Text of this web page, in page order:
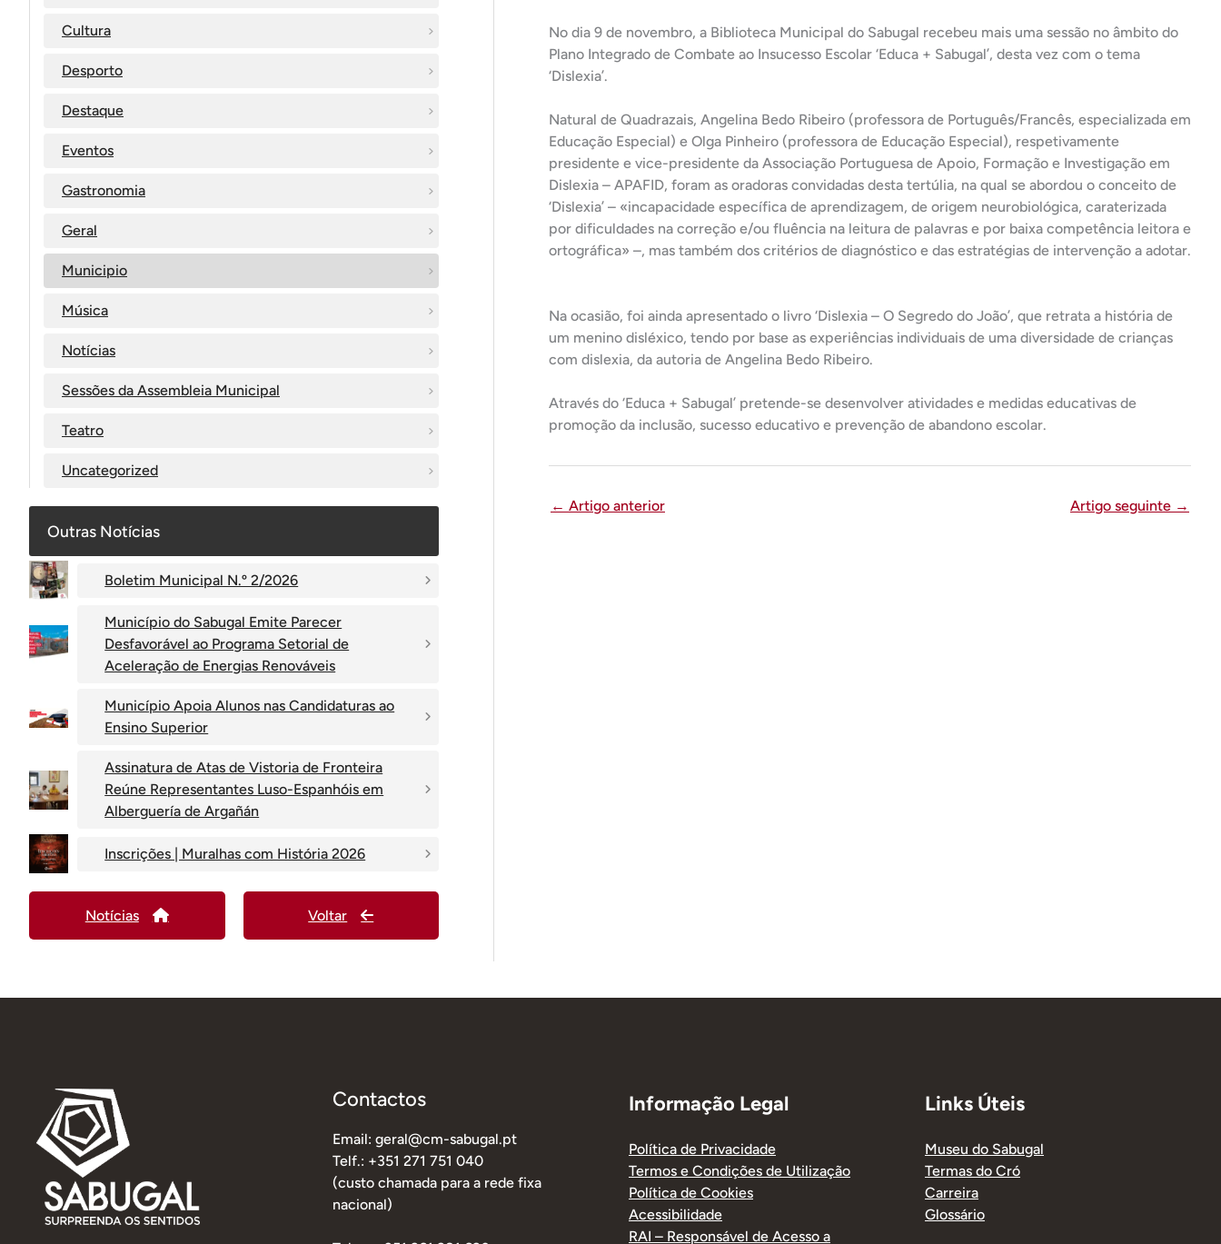
Cultura
Desporto
Destaque
Eventos
Gastronomia
Geral
Municipio
Música
Notícias
Sessões da Assembleia Municipal
Teatro
Uncategorized
Outras Notícias
Boletim Municipal N.º 2/2026
Município do Sabugal Emite Parecer
Desfavorável ao Programa Setorial de
Aceleração de Energias Renováveis
Município Apoia Alunos nas Candidaturas ao
Ensino Superior
Assinatura de Atas de Vistoria de Fronteira
Reúne Representantes Luso-Espanhóis em
Alberguería de Argañán
Inscrições | Muralhas com História 2026
Notícias Voltar
No dia 9 de novembro, a Biblioteca Municipal do Sabugal recebeu mais uma sessão no âmbito do
Plano Integrado de Combate ao Insucesso Escolar ‘Educa + Sabugal’, desta vez com o tema
‘Dislexia’.
Natural de Quadrazais, Angelina Bedo Ribeiro (professora de Português/Francês, especializada em
Educação Especial) e Olga Pinheiro (professora de Educação Especial), respetivamente
presidente e vice-presidente da Associação Portuguesa de Apoio, Formação e Investigação em
Dislexia – APAFID, foram as oradoras convidadas desta tertúlia, na qual se abordou o conceito de
‘Dislexia’ – «incapacidade específica de aprendizagem, de origem neurobiológica, caraterizada
por dificuldades na correção e/ou fluência na leitura de palavras e por baixa competência leitora e
ortográfica» –, mas também dos critérios de diagnóstico e das estratégias de intervenção a adotar.
Na ocasião, foi ainda apresentado o livro ‘Dislexia – O Segredo do João’, que retrata a história de
um menino disléxico, tendo por base as experiências individuais de uma diversidade de crianças
com dislexia, da autoria de Angelina Bedo Ribeiro.
Através do ‘Educa + Sabugal’ pretende-se desenvolver atividades e medidas educativas de
promoção da inclusão, sucesso educativo e prevenção de abandono escolar.
← Artigo anterior Artigo seguinte →
Contactos
Email: geral@cm-sabugal.pt
Telf.: +351 271 751 040
(custo chamada para a rede fixa
nacional)
Informação Legal
Política de Privacidade
Termos e Condições de Utilização
Política de Cookies
Acessibilidade
RAI – Responsável de Acesso a
Links Úteis
Museu do Sabugal
Termas do Cró
Carreira
Glossário